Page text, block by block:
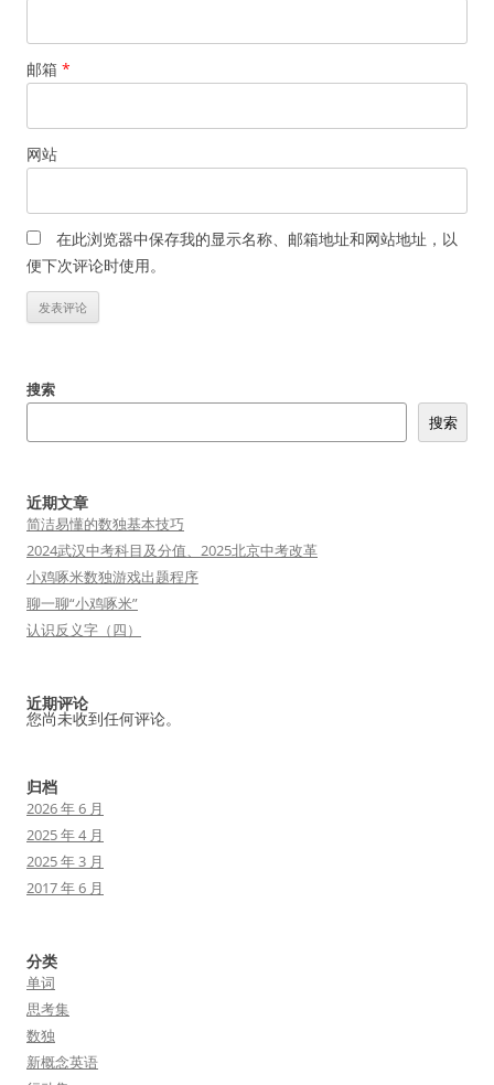
邮箱 *
网站
在此浏览器中保存我的显示名称、邮箱地址和网站地址，以
便下次评论时使用。
搜索
搜索
近期文章
简洁易懂的数独基本技巧
2024武汉中考科目及分值、2025北京中考改革
小鸡啄米数独游戏出题程序
聊一聊“小鸡啄米”
认识反义字（四）
近期评论
您尚未收到任何评论。
归档
2026 年 6 月
2025 年 4 月
2025 年 3 月
2017 年 6 月
分类
单词
思考集
数独
新概念英语